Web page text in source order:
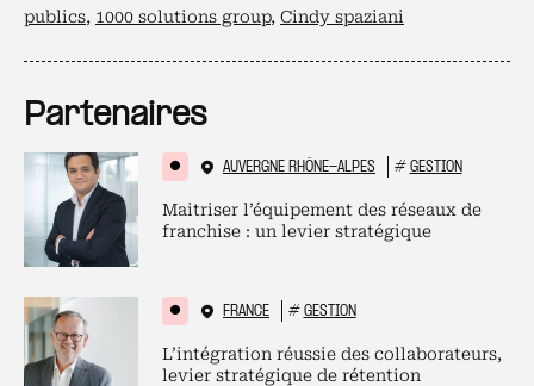
publics, 1000 solutions group, Cindy spaziani
Partenaires
AUVERGNE RHÔNE-ALPES # GESTION
Maitriser l’équipement des réseaux de
franchise : un levier stratégique
FRANCE # GESTION
L’intégration réussie des collaborateurs,
levier stratégique de rétention